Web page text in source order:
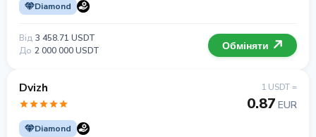
Diamond
Від 3 458.71 USDT
До 2 000 000 USDT Обміняти
Dvizh
Diamond
1 USDT =
0.87 EUR